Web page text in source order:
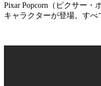
Pixar Popcorn（ピクサー
キャラクターが登場。す